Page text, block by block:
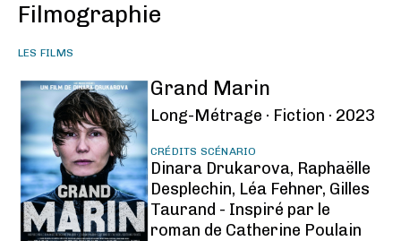
Filmographie
LES FILMS
Grand Marin
Long-Métrage · Fiction · 2023
CRÉDITS SCÉNARIO
Dinara Drukarova, Raphaëlle
Desplechin, Léa Fehner, Gilles
Taurand - Inspiré par le
roman de Catherine Poulain